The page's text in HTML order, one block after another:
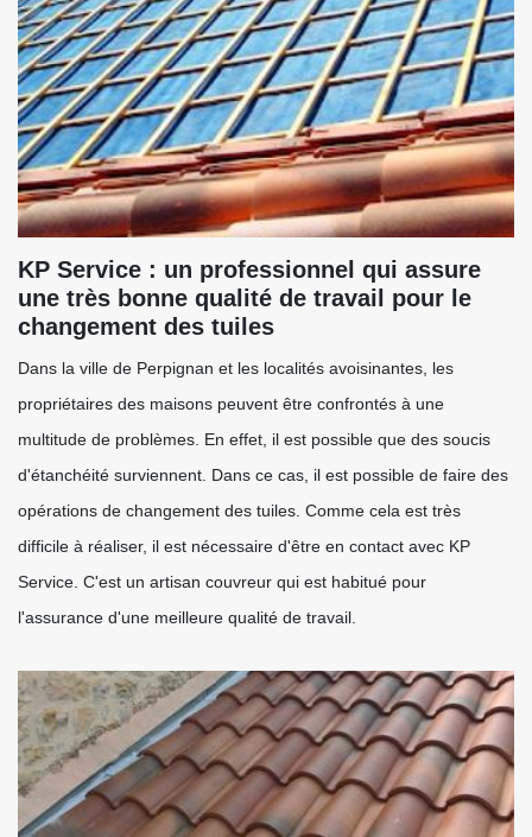
KP Service : un professionnel qui assure
une très bonne qualité de travail pour le
changement des tuiles
Dans la ville de Perpignan et les localités avoisinantes, les
propriétaires des maisons peuvent être confrontés à une
multitude de problèmes. En effet, il est possible que des soucis
d'étanchéité surviennent. Dans ce cas, il est possible de faire des
opérations de changement des tuiles. Comme cela est très
difficile à réaliser, il est nécessaire d'être en contact avec KP
Service. C'est un artisan couvreur qui est habitué pour
l'assurance d'une meilleure qualité de travail.